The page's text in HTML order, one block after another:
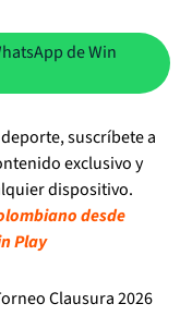
de Win
suscríbete a
exclusivo y
dispositivo.
desde
Play
Clausura 2026